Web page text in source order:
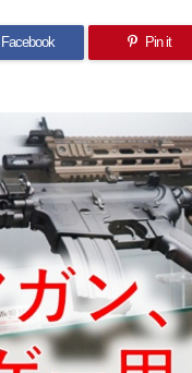
Facebook Pin it